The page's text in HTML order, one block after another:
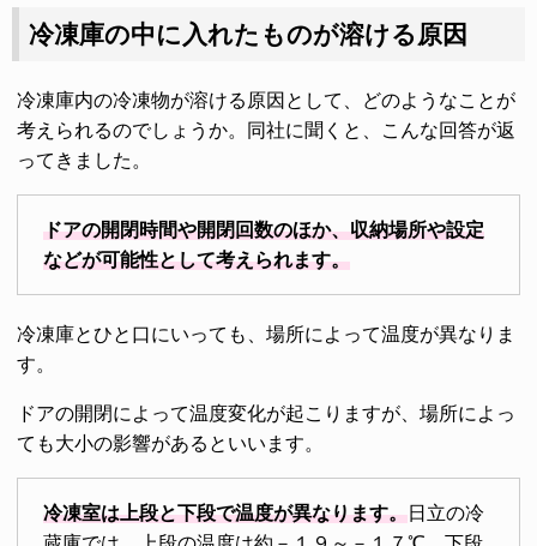
冷凍庫の中に入れたものが溶ける原因
冷凍庫内の冷凍物が溶ける原因として、どのようなことが
考えられるのでしょうか。同社に聞くと、こんな回答が返
ってきました。
ドアの開閉時間や開閉回数のほか、収納場所や設定
などが可能性として考えられます。
冷凍庫とひと口にいっても、場所によって温度が異なりま
す。
ドアの開閉によって温度変化が起こりますが、場所によっ
ても大小の影響があるといいます。
冷凍室は上段と下段で温度が異なります。日立の冷